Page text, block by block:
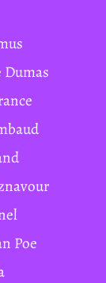
Dumas
Poe